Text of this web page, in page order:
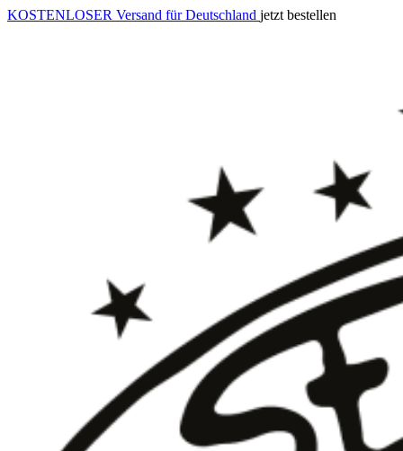
KOSTENLOSER Versand für Deutschland jetzt bestellen